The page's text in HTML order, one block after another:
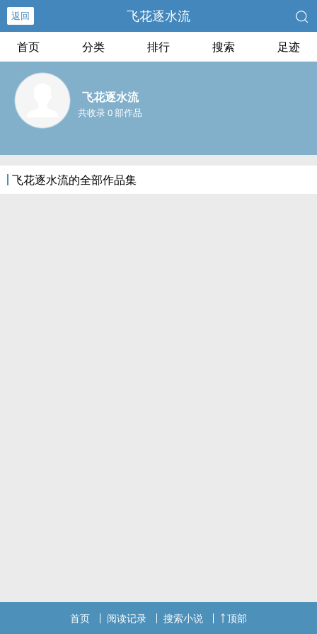
返回 飞花逐水流
首页 分类 排行 搜索 足迹
飞花逐水流
共收录 0 部作品
飞花逐水流的全部作品集
首页 阅读记录 搜索小说 顶部